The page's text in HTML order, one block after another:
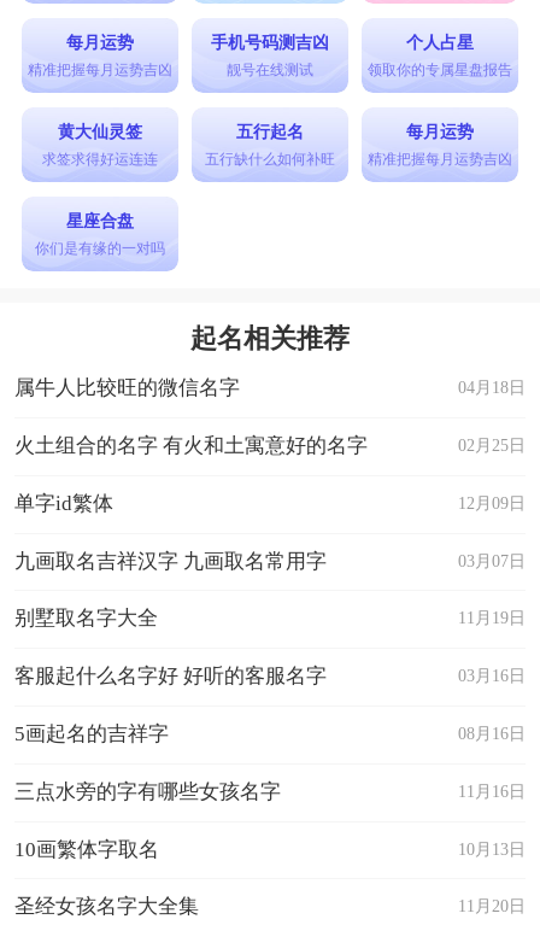
每月运势
精准把握每月运势吉凶
手机号码测吉凶
靓号在线测试
个人占星
领取你的专属星盘报告
黄大仙灵签
求签求得好运连连
五行起名
五行缺什么如何补旺
每月运势
精准把握每月运势吉凶
星座合盘
你们是有缘的一对吗
起名相关推荐
04月18日
属牛人比较旺的微信名字
02月25日
火土组合的名字 有火和土寓意好的名字
12月09日
单字id繁体
03月07日
九画取名吉祥汉字 九画取名常用字
11月19日
别墅取名字大全
03月16日
客服起什么名字好 好听的客服名字
08月16日
5画起名的吉祥字
11月16日
三点水旁的字有哪些女孩名字
10月13日
10画繁体字取名
11月20日
圣经女孩名字大全集